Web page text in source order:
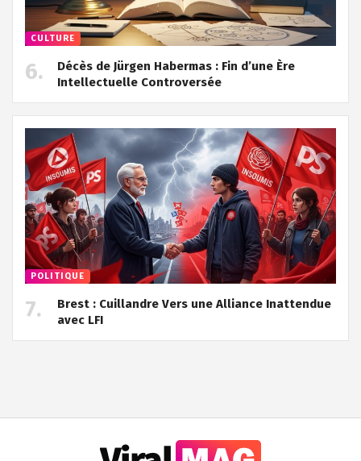
CULTURE
Décès de Jürgen Habermas : Fin d’une Ère
Intellectuelle Controversée
POLITIQUE
Brest : Cuillandre Vers une Alliance Inattendue
avec LFI